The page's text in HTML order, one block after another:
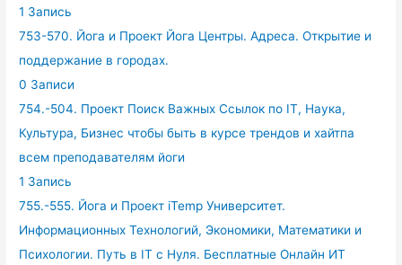
1 Запись
753-570. Йога и Проект Йога Центры. Адреса. Открытие и
поддержание в городах.
0 Записи
754.-504. Проект Поиск Важных Ссылок по IT, Наука,
Культура, Бизнес чтобы быть в курсе трендов и хайтпа
всем преподавателям йоги
1 Запись
755.-555. Йога и Проект iTemp Университет.
Информационных Технологий, Экономики, Математики и
Психологии. Путь в IT с Нуля. Бесплатные Онлайн ИТ